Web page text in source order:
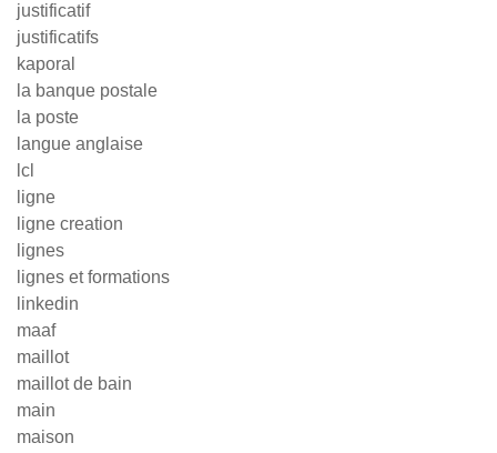
justificatif
justificatifs
kaporal
la banque postale
la poste
langue anglaise
lcl
ligne
ligne creation
lignes
lignes et formations
linkedin
maaf
maillot
maillot de bain
main
maison